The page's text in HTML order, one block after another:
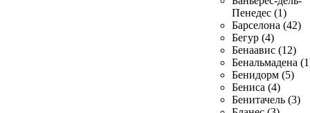
Пенедес (1)
Барселона (42)
Бегур (4)
Бенаавис (12)
Бенальмадена
Бенидорм (5)
Бениса (4)
Бенитачель (3)